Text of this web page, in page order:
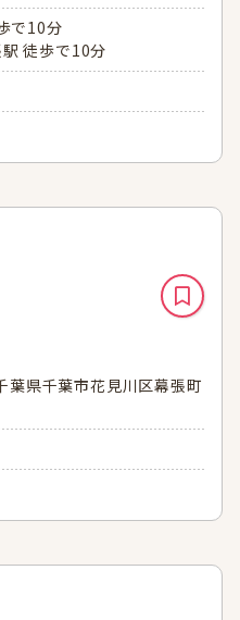
で10分
徒歩で10分
葉県千葉市花見川区幕張町